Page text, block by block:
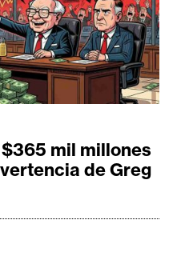
mil millones
de Greg